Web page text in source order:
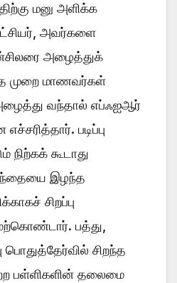
மனு அளிக்க
அவர்களை
அழைத்துக்
முறை மாணவர்கள்
வந்தால் எப்ஃஐஆர்
படிப்பு
கூடாது
இழந்த
சிறப்பு
பத்து,
பொதுத்தேர்வில் சிறந்த
பள்ளிகளின் தலைமை